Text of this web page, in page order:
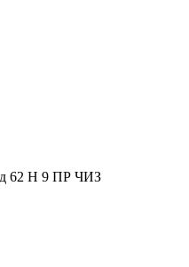
62 Н 9 ПР ЧИЗ